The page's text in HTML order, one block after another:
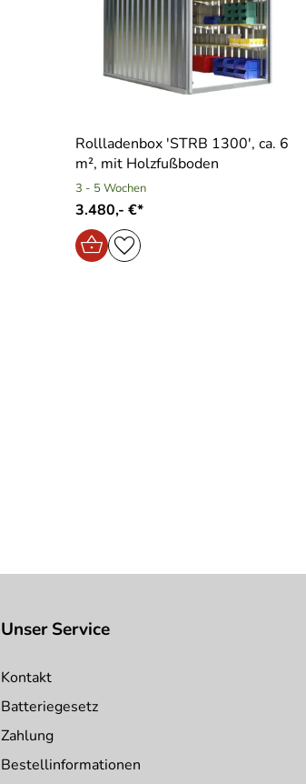
Rollladenbox ′STRB 1300′, ca. 6
m², mit Holzfußboden
3 - 5 Wochen
3.480,- €*
Unser Service
Kontakt
Batteriegesetz
Zahlung
Bestellinformationen